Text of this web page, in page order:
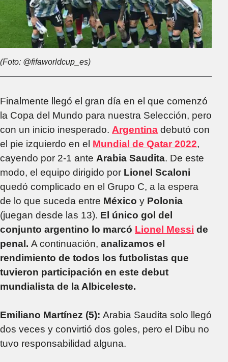
(Foto: @fifaworldcup_es)
Finalmente llegó el gran día en el que comenzó
la Copa del Mundo para nuestra Selección, pero
con un inicio inesperado. Argentina debutó con
el pie izquierdo en el Mundial de Qatar 2022,
cayendo por 2-1 ante Arabia Saudita. De este
modo, el equipo dirigido por Lionel Scaloni
quedó complicado en el Grupo C, a la espera
de lo que suceda entre México y Polonia
(juegan desde las 13). El único gol del
conjunto argentino lo marcó Lionel Messi de
penal. A continuación, analizamos el
rendimiento de todos los futbolistas que
tuvieron participación en este debut
mundialista de la Albiceleste.
Emiliano Martínez (5): Arabia Saudita solo llegó
dos veces y convirtió dos goles, pero el Dibu no
tuvo responsabilidad alguna.